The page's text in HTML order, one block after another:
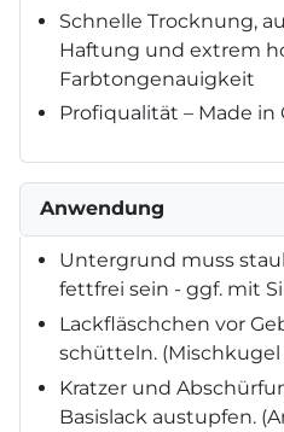
Schnelle Trocknung,
Haftung und extrem
Farbtongenauigkeit
Profiqualität – Made in
Anwendung
Untergrund muss
fettfrei sein - ggf. mit
Lackfläschchen vor
schütteln. (Mischkugel
Kratzer und
Basislack austupfen.